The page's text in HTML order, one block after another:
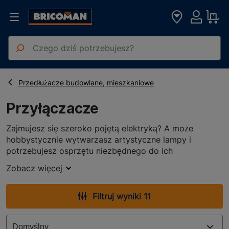
Strona główna
Elektryka Oświetlenie
Przedłużacze budowlane, mieszkaniowe
Przyłączacze
Przyłączacze
Zajmujesz się szeroko pojętą elektryką? A może
hobbystycznie wytwarzasz artystyczne lampy i
potrzebujesz osprzętu niezbędnego do ich
zgromadzonym w prezentowanym dziale
produktowym przyłączaczom i sprawdź, które z nich
będą dla Ciebie pożyteczne.
Szerokie zastosowanie przyłączaczy
Przyłączacze, czyli przewody zakończone wtyczką,
Zobacz więcej
Filtruj wyniki 11